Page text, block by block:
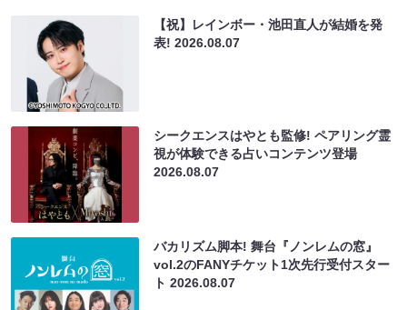
【祝】レインボー・池田直人が結婚を発
表!2026.08.07
シークエンスはやとも監修! ペアリング霊
視が体験できる占いコンテンツ登場
2026.08.07
バカリズム脚本! 舞台『ノンレムの窓』
vol.2のFANYチケット1次先行受付スター
ト2026.08.07